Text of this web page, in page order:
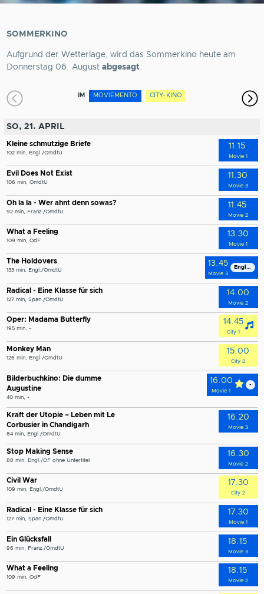
SOMMERKINO
Aufgrund der Wetterlage, wird das Sommerkino heute am
Donnerstag 06. August abgesagt
IM MOVIEMENTO CITY-KINO
SO, 21. APRIL
Kleine schmutzige Briefe
102 min, Engl./OmdtU
11.15
Movie 1
Evil Does Not Exist
106 min, OmdtU
11.30
Movie 3
Oh la la - Wer ahnt denn sowas?
92 min, Franz./OmdtU
11.45
Movie 2
What a Feeling
109 min, OdF
13.30
Movie 1
The Holdovers
133 min, Engl./OmdtU
13.45
Movie 3
Engl./
Radical - Eine Klasse für sich
127 min, Span./OmdtU
14.00
Movie 2
Oper: Madama Butterfly
195 min, -
14.45
City 1
Monkey Man
126 min, Engl./OmdtU
15.00
City 2
Bilderbuchkino: Die dumme
Augustine
40 min, -
16.00
Movie 1
-
Kraft der Utopie – Leben mit Le
Corbusier in Chandigarh
84 min, Engl./OmdtU
16.20
Movie 3
Stop Making Sense
88 min, Engl./OF ohne Untertitel
16.30
Movie 2
Civil War
109 min, Engl./OmdtU
17.30
City 2
Radical - Eine Klasse für sich
127 min, Span./OmdtU
17.30
Movie 1
Ein Glücksfall
96 min, Franz./OmdtU
18.15
Movie 3
What a Feeling
109 min, OdF
18.15
Movie 2